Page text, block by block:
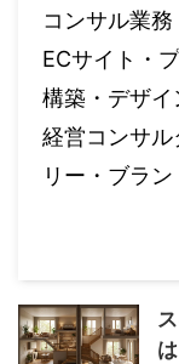
コンサル業務
ECサイト・
構築・デザ
経営コンサ
リー・ブラ